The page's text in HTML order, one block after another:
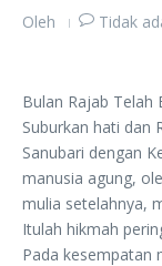
Oleh Tidak
Bulan Rajab Telah
Suburkan hati dan
Sanubari dengan
manusia agung,
mulia setelahnya,
Itulah hikmah
Pada kesempatan